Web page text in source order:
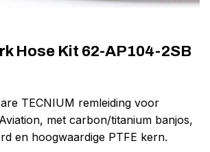
Hose Kit 62-AP104-2SB
TECNIUM remleiding voor
met carbon/titanium banjos,
en hoogwaardige PTFE kern.